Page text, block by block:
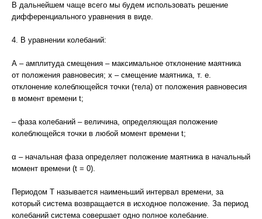
В дальнейшем чаще всего мы будем использовать решение
дифференциального уравнения в виде.
4. В уравнении колебаний:
А – амплитуда смещения – максимальное отклонение маятника
от положения равновесия; х – смещение маятника, т. е.
отклонение колеблющейся точки (тела) от положения равновесия
в момент времени t;
– фаза колебаний – величина, определяющая положение
колеблющейся точки в любой момент времени t;
α – начальная фаза определяет положение маятника в начальный
момент времени (t = 0).
Периодом T называется наименьший интервал времени, за
который система возвращается в исходное положение. За период
колебаний система совершает одно полное колебание.